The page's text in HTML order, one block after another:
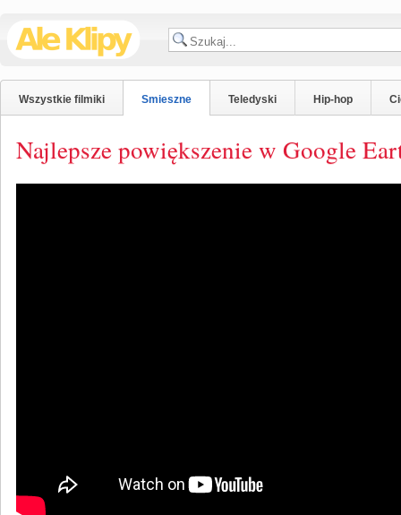
Wszystkie filmiki Smieszne Teledyski Hip-hop
Najlepsze powiększenie w Google